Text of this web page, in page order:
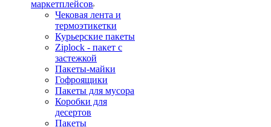
маркетплейсов
Чековая лента и
термоэтикетки
Курьерские пакеты
Ziplock - пакет с
застежкой
Пакеты-майки
Гофроящики
Пакеты для мусора
Коробки для
десертов
Пакеты